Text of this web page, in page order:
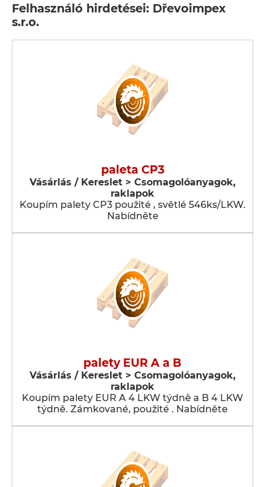
Felhasználó hirdetései: Dřevoimpex
s.r.o.
paleta CP3
Vásárlás / Kereslet > Csomagolóanyagok,
raklapok
Koupím palety CP3 použité , světlé 546ks/LKW.
Nabídněte
palety EUR A a B
Vásárlás / Kereslet > Csomagolóanyagok,
raklapok
Koupím palety EUR A 4 LKW týdně a B 4 LKW
týdně. Zámkované, použité . Nabídněte